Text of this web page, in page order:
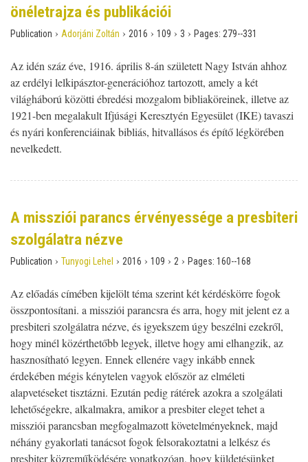
önéletrajza és publikációi
Publication › Adorjáni Zoltán › 2016 › 109 › 3 › Pages: 279--331
Az idén száz éve, 1916. április 8-án született Nagy István ahhoz
az erdélyi lelkipásztor-generációhoz tartozott, amely a két
világháború közötti ébredési mozgalom bibliaköreinek, illetve az
1921-ben megalakult Ifjúsági Keresztyén Egyesület (IKE) tavaszi
és nyári konferenciáinak bibliás, hitvallásos és építő légkörében
nevelkedett.
A missziói parancs érvényessége a presbiteri
szolgálatra nézve
Publication › Tunyogi Lehel › 2016 › 109 › 2 › Pages: 160--168
Az előadás címében kijelölt téma szerint két kérdéskörre fogok
összpontosítani. a missziói parancsra és arra, hogy mit jelent ez a
presbiteri szolgálatra nézve, és igyekszem úgy beszélni ezekről,
hogy minél közérthetőbb legyek, illetve hogy ami elhangzik, az
hasznosítható legyen. Ennek ellenére vagy inkább ennek
érdekében mégis kénytelen vagyok először az elméleti
alapvetéseket tisztázni. Ezután pedig rátérek azokra a szolgálati
lehetőségekre, alkalmakra, amikor a presbiter eleget tehet a
missziói parancsban megfogalmazott követelményeknek, majd
néhány gyakorlati tanácsot fogok felsorakoztatni a lelkész és
presbiter közreműködésére vonatkozóan, hogy küldetésünket